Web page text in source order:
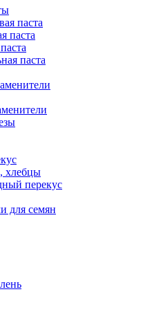
паста
паста
паста
хлебцы
перекус
для семян